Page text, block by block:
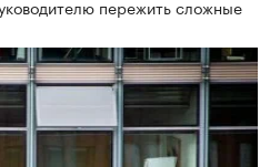
пережить сложные